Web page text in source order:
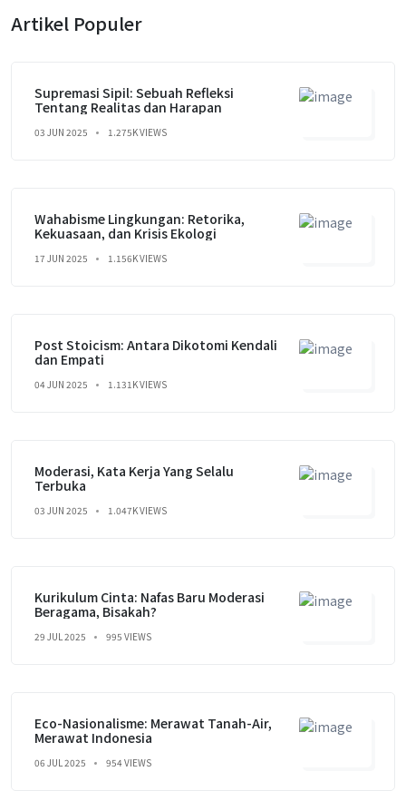
Artikel Populer
Supremasi Sipil: Sebuah Refleksi
Tentang Realitas dan Harapan
03 JUN 2025 1.275K VIEWS
Wahabisme Lingkungan: Retorika,
Kekuasaan, dan Krisis Ekologi
17 JUN 2025 1.156K VIEWS
Post Stoicism: Antara Dikotomi Kendali
dan Empati
04 JUN 2025 1.131K VIEWS
Moderasi, Kata Kerja Yang Selalu
Terbuka
03 JUN 2025 1.047K VIEWS
Kurikulum Cinta: Nafas Baru Moderasi
Beragama, Bisakah?
29 JUL 2025 995 VIEWS
Eco-Nasionalisme: Merawat Tanah-Air,
Merawat Indonesia
06 JUL 2025 954 VIEWS